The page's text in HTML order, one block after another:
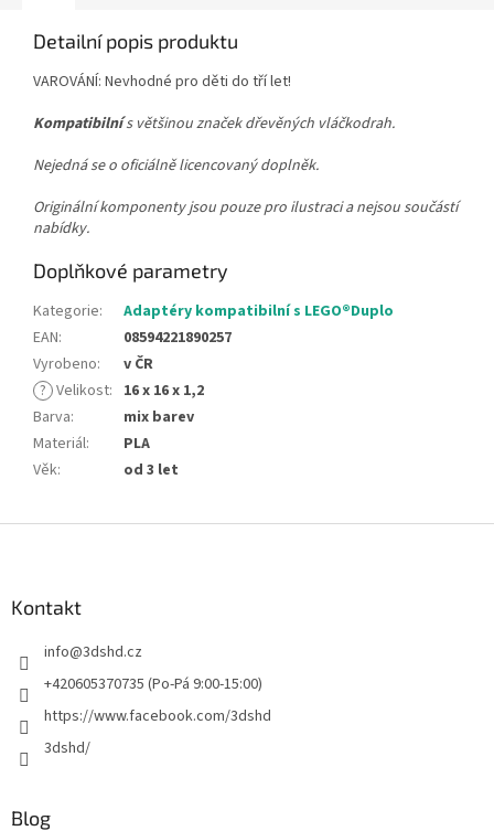
Detailní popis produktu
VAROVÁNÍ: Nevhodné pro děti do tří let!
Kompatibilnís většinou značek dřevěných vláčkodrah.
Nejedná se o oficiálně licencovaný doplněk.
Originální komponenty jsou pouze pro ilustraci a nejsou součástí
nabídky.
Doplňkové parametry
Kategorie:
Adaptéry kompatibilní s LEGO®Duplo
EAN:
08594221890257
Vyrobeno:
v ČR
? Velikost: 16 x 16 x 1,2
Barva:
mix barev
Materiál:
PLA
Věk: od 3 let
Kontakt
info@3dshd.cz
+420605370735 (Po-Pá 9:00-15:00)
https://www.facebook.com/3dshd
3dshd/
Blog